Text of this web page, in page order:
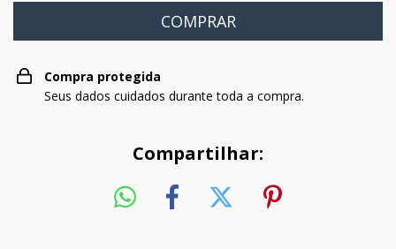
Compra protegida
Seus dados cuidados durante toda a compra.
Compartilhar: